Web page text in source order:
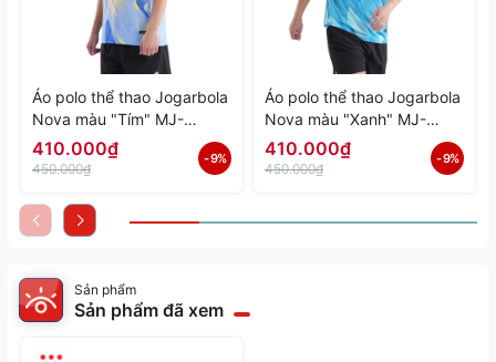
Áo polo thể thao Jogarbola
Nova màu "Tím" MJ-
A4197-04 - Hàng Chính
Hãng
410.000₫
450.000₫
- 9%
Áo polo thể thao Jogarbola
Nova màu "Xanh" MJ-
A4197-03 - Hàng Chính
Hãng
410.000₫
450.000₫
- 9%
Sản phẩm
Sản phẩm đã xem